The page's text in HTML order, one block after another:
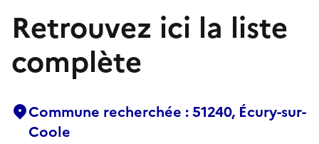
Retrouvez ici la liste
complète
Commune recherchée : 51240, Écury-sur-
Coole